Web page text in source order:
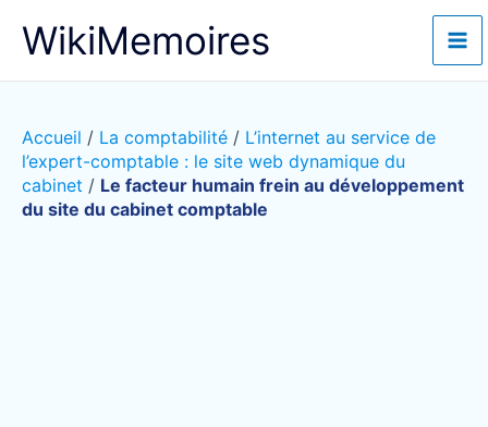
WikiMemoires
Accueil / La comptabilité / L’internet au service de
l’expert-comptable : le site web dynamique du
cabinet / Le facteur humain frein au développement
du site du cabinet comptable